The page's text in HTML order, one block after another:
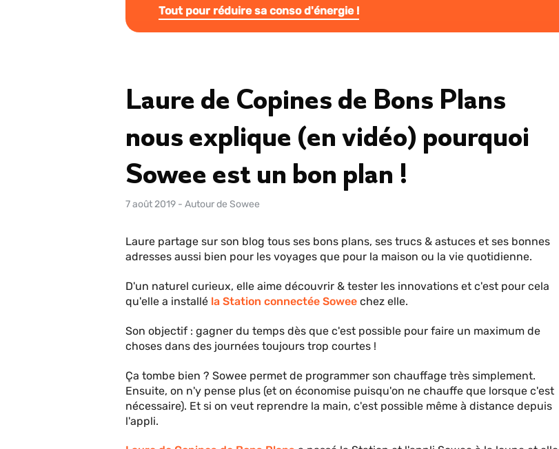
Tout pour réduire sa conso d'énergie !
Laure de Copines de Bons Plans
nous explique (en vidéo) pourquoi
Sowee est un bon plan !
7 août 2019 - Autour de Sowee
Laure partage sur son blog tous ses bons plans, ses trucs & astuces et ses bonnes
adresses aussi bien pour les voyages que pour la maison ou la vie quotidienne.
D'un naturel curieux, elle aime découvrir & tester les innovations et c'est pour cela
qu'elle a installé la Station connectée Sowee chez elle.
Son objectif : gagner du temps dès que c'est possible pour faire un maximum de
choses dans des journées toujours trop courtes !
Ça tombe bien ? Sowee permet de programmer son chauffage très simplement.
Ensuite, on n'y pense plus (et on économise puisqu'on ne chauffe que lorsque c'est
nécessaire). Et si on veut reprendre la main, c'est possible même à distance depuis
l'appli.